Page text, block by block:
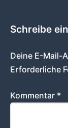
Schreibe
Deine E-Mail-
Erforderliche
Kommentar *